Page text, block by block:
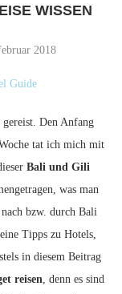
WISSEN
2018
Den Anfang
tat ich mich mit
Bali und Gili
was man
bzw. durch Bali
Tipps zu Hotels,
in diesem Beitrag
reisen , denn es sind